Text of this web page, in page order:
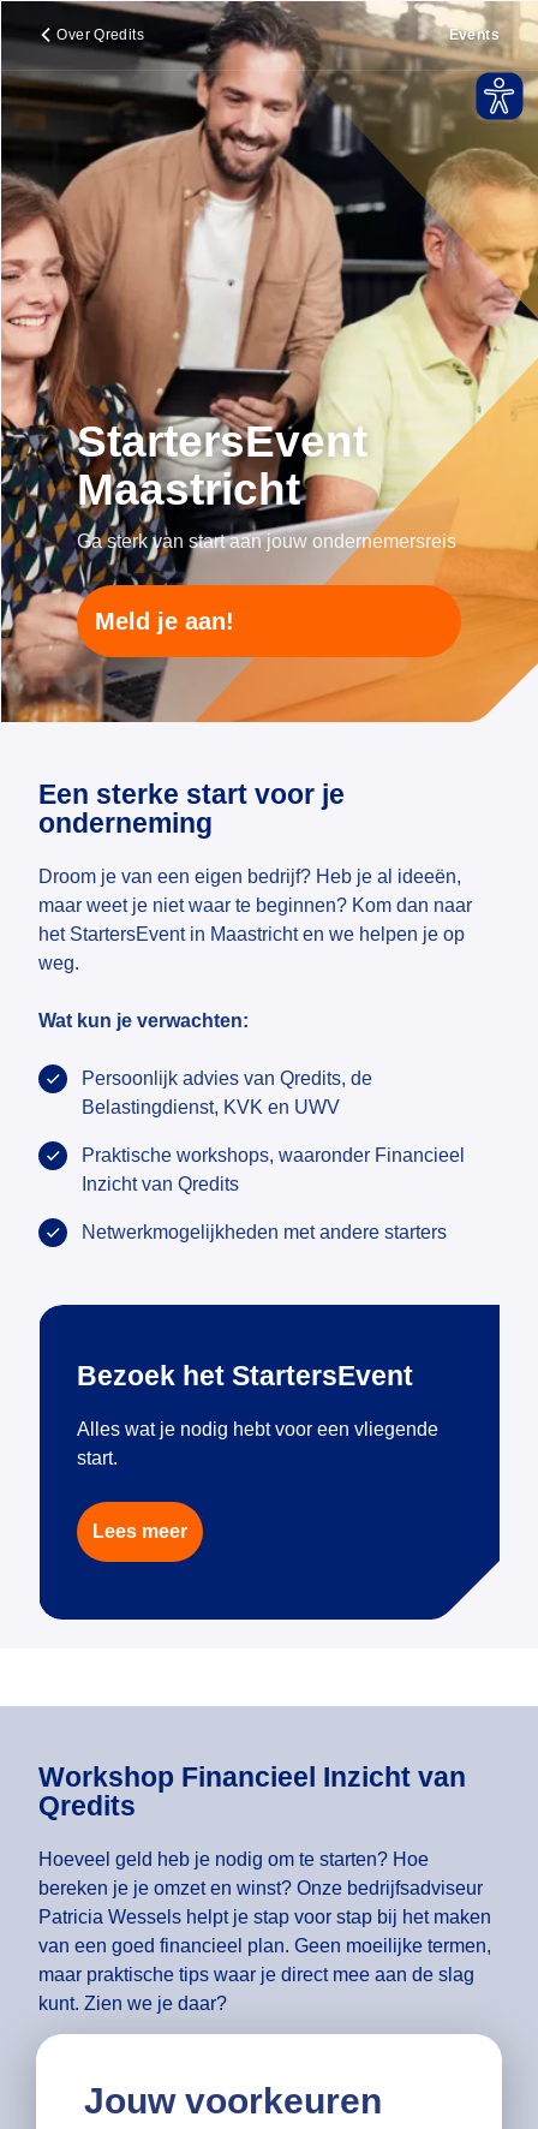
Jouw voorkeuren
Over Qredits Events
StartersEvent
Maastricht
Ga sterk van start aan jouw ondernemersreis
Meld je aan!
Een sterke start voor je
onderneming
Droom je van een eigen bedrijf? Heb je al ideeën,
maar weet je niet waar te beginnen? Kom dan naar
het StartersEvent in Maastricht en we helpen je op
weg.
Wat kun je verwachten:
Persoonlijk advies van Qredits, de
Belastingdienst, KVK en UWV
Praktische workshops, waaronder Financieel
Inzicht van Qredits
Netwerkmogelijkheden met andere starters
Bezoek het StartersEvent
Alles wat je nodig hebt voor een vliegende
start.
Lees meer
Workshop Financieel Inzicht van
Qredits
Hoeveel geld heb je nodig om te starten? Hoe
bereken je je omzet en winst? Onze bedrijfsadviseur
Patricia Wessels helpt je stap voor stap bij het maken
van een goed financieel plan. Geen moeilijke termen,
maar praktische tips waar je direct mee aan de slag
kunt. Zien we je daar?